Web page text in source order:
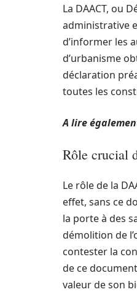
La DAACT, ou
administrative
d’informer les
d’urbanisme
déclaration
toutes les
A lire
Rôle crucial
Le rôle de la
effet, sans ce
la porte à des
démolition de
contester la
de ce
valeur de son